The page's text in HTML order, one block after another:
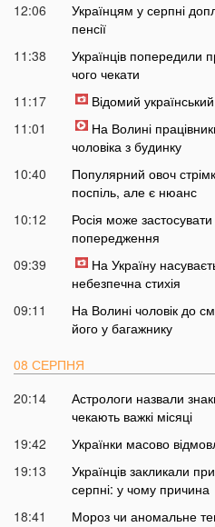
12:06
Українцям у серпні
пенсії
11:38
Українців попередили
чого чекати
11:17
Відомий
11:01
На Волині
чоловіка з будинку
10:40
Популярний овоч
поспіль, але є нюанс
10:12
Росія може
попередження
09:39
На Україну
небезпечна стихія
09:11
На Волині чоловік до
його у багажнику
08 СЕРПНЯ
20:14
Астрологи назвали
чекають важкі місяці
19:42
Українки масово
19:13
Українців закликали
серпні: у чому причина
18:41
Мороз чи аномальне